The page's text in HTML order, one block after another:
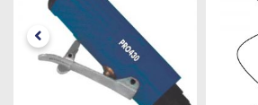
Tintas
e
Químicos